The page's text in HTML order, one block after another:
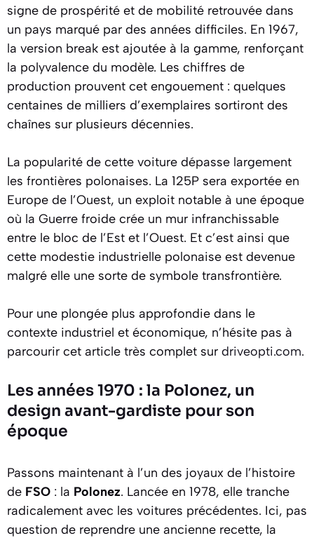
signe de prospérité et de mobilité retrouvée dans
un pays marqué par des années difficiles. En 1967,
la version break est ajoutée à la gamme, renforçant
la polyvalence du modèle. Les chiffres de
production prouvent cet engouement : quelques
centaines de milliers d’exemplaires sortiront des
chaînes sur plusieurs décennies.
La popularité de cette voiture dépasse largement
les frontières polonaises. La 125P sera exportée en
Europe de l’Ouest, un exploit notable à une époque
où la Guerre froide crée un mur infranchissable
entre le bloc de l’Est et l’Ouest. Et c’est ainsi que
cette modestie industrielle polonaise est devenue
malgré elle une sorte de symbole transfrontière.
Pour une plongée plus approfondie dans le
contexte industriel et économique, n’hésite pas à
parcourir cet article très complet sur driveopti.com.
Les années 1970 : la Polonez, un
design avant-gardiste pour son
époque
Passons maintenant à l’un des joyaux de l’histoire
de FSO : la Polonez. Lancée en 1978, elle tranche
radicalement avec les voitures précédentes. Ici, pas
question de reprendre une ancienne recette, la